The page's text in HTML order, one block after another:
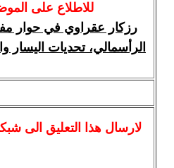
للاطلاع على
رزكار عقراوي في حوار
الرأسمالي، تحديات اليسار
لارسالهذا التعليق الى